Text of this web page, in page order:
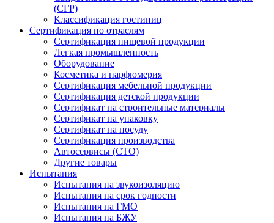
(СГР)
Классификация гостиниц
Сертификация по отраслям
Сертификация пищевой продукции
Легкая промышленность
Оборудование
Косметика и парфюмерия
Сертификация мебельной продукции
Сертификация детской продукции
Сертификат на строительные материалы
Сертификат на упаковку
Сертификат на посуду
Сертификация производства
Автосервисы (СТО)
Другие товары
Испытания
Испытания на звукоизоляцию
Испытания на срок годности
Испытания на ГМО
Испытания на БЖУ